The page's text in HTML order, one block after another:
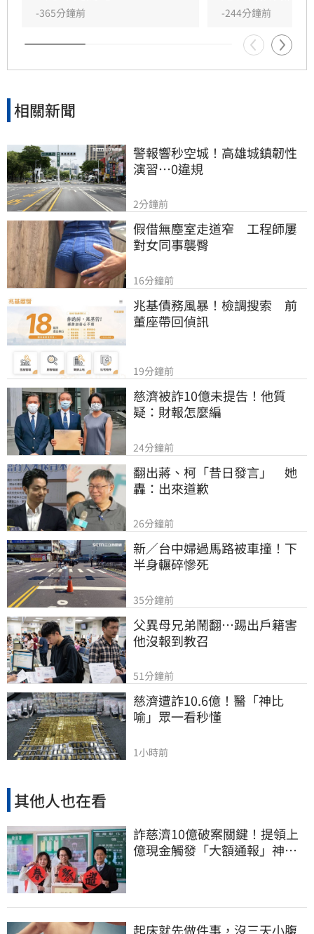
持，而非透過砍預算削弱政府提升關鍵基礎設施
-365分鐘前 -244分鐘前
相關新聞
警報響秒空城！高雄城鎮韌性
演習…0違規
2分鐘前
假借無塵室走道窄　工程師屢
對女同事襲臀
16分鐘前
兆基債務風暴！檢調搜索　前
董座帶回偵訊
19分鐘前
慈濟被詐10億未提告！他質
疑：財報怎麼編
24分鐘前
翻出蔣、柯「昔日發言」　她
轟：出來道歉
26分鐘前
新／台中婦過馬路被車撞！下
半身輾碎慘死
35分鐘前
父異母兄弟鬧翻…踢出戶籍害
他沒報到教召
51分鐘前
慈濟遭詐10.6億！醫「神比
喻」眾一看秒懂
1小時前
其他人也在看
詐慈濟10億破案關鍵！提領上
億現金觸發「大額通報」神鬼
起床就先做件事，沒三天小腹